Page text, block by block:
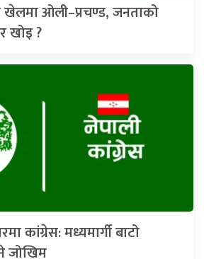
ओली–प्रचण्ड, जनताको
खोइ ?
कांग्रेस: मध्यमार्गी बाटो
जोखिम